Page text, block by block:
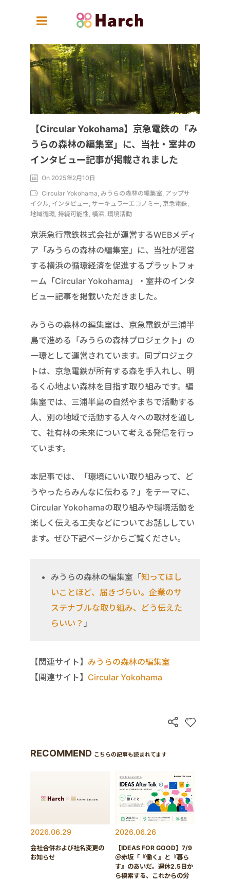
【Circular Yokohama】京急電鉄の「み
うらの森林の編集室」に、当社・室井の
インタビュー記事が掲載されました
On 2025年2月10日
Circular Yokohama, みうらの森林の編集室, アップサ
イクル, インタビュー, サーキュラーエコノミー, 京急電鉄,
地域循環, 持続可能性, 横浜, 環境活動
京浜急行電鉄株式会社が運営するWEBメディ
ア「みうらの森林の編集室」に、当社が運営
する横浜の循環経済を促進するプラットフォ
ーム「Circular Yokohama」・室井のインタ
ビュー記事を掲載いただきました。
みうらの森林の編集室は、京急電鉄が三浦半
島で進める「みうらの森林プロジェクト」の
一環として運営されています。同プロジェク
トは、京急電鉄が所有する森を手入れし、明
るく心地よい森林を目指す取り組みです。編
集室では、三浦半島の自然やまちで活動する
人、別の地域で活動する人々への取材を通し
て、社有林の未来について考える発信を行っ
ています。
本記事では、「環境にいい取り組みって、ど
うやったらみんなに伝わる？」をテーマに、
Circular Yokohamaの取り組みや環境活動を
楽しく伝える工夫などについてお話ししてい
ます。ぜひ下記ページからご覧ください。
みうらの森林の編集室「知ってほし
いことほど、届きづらい。企業のサ
ステナブルな取り組み、どう伝えた
らいい？ 」
【関連サイト】 みうらの森林の編集室
【関連サイト】 Circular Yokohama
RECOMMEND こちらの記事も読まれてます
2026.06.29
会社合併および社名変更の
お知らせ
2026.06.26
【IDEAS FOR GOOD】7/9
＠赤坂「『働く』と『暮ら
す』のあいだ。週休2.5日か
ら模索する、これからの労